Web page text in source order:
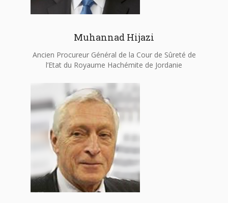
Muhannad Hijazi
Ancien Procureur Général de la Cour de Sûreté de
l’Etat du Royaume Hachémite de Jordanie